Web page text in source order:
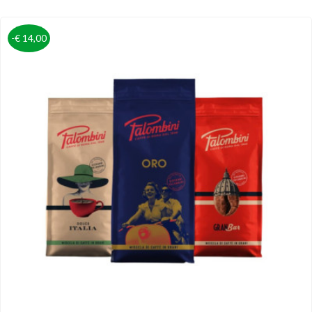
-€ 14,00